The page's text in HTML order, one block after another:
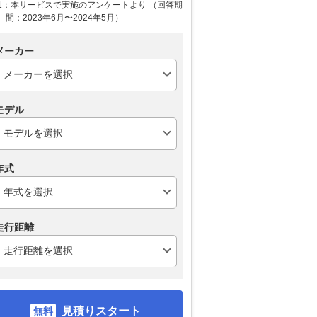
本サービスで実施のアンケートより （回答期
間：2023年6月〜2024年5月）
ーカー
デル
式
行距離
見積りスタート